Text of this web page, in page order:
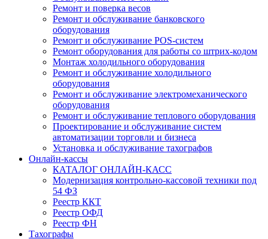
Ремонт и поверка весов
Ремонт и обслуживание банковского
оборудования
Ремонт и обслуживание POS-систем
Ремонт оборудования для работы со штрих-кодом
Монтаж холодильного оборудования
Ремонт и обслуживание холодильного
оборудования
Ремонт и обслуживание электромеханического
оборудования
Ремонт и обслуживание теплового оборудования
Проектирование и обслуживание систем
автоматизации торговли и бизнеса
Установка и обслуживание тахографов
Онлайн-кассы
КАТАЛОГ ОНЛАЙН-КАСС
Модернизация контрольно-кассовой техники под
54 ФЗ
Реестр ККТ
Реестр ОФД
Реестр ФН
Тахографы